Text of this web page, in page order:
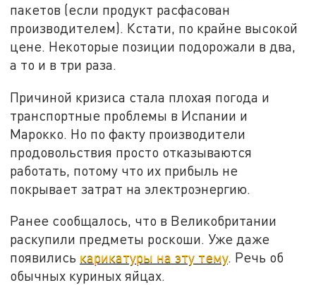
пакетов (если продукт расфасован
производителем). Кстати, по крайне высокой
цене. Некоторые позиции подорожали в два,
а то и в три раза.
Причиной кризиса стала плохая погода и
транспортные проблемы в Испании и
Марокко. Но по факту производители
продовольствия просто отказываются
работать, потому что их прибыль не
покрывает затрат на электроэнергию.
Ранее сообщалось, что в Великобритании
раскупили предметы роскоши. Уже даже
появились карикатуры на эту тему. Речь об
обычных куриных яйцах.